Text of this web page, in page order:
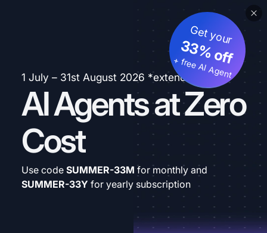
1 July – 31st August 2026 *extended
AI Agents at Zero
Cost
Get your
33% off
+ free AI Agent
Use code SUMMER-33M for monthly and
SUMMER-33Y for yearly subscription